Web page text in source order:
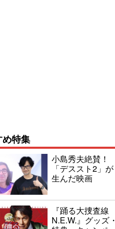
特集
小島秀夫絶賛！
「デススト2」が
生んだ映画
『踊る大捜査線
N.E.W.』グッズ・